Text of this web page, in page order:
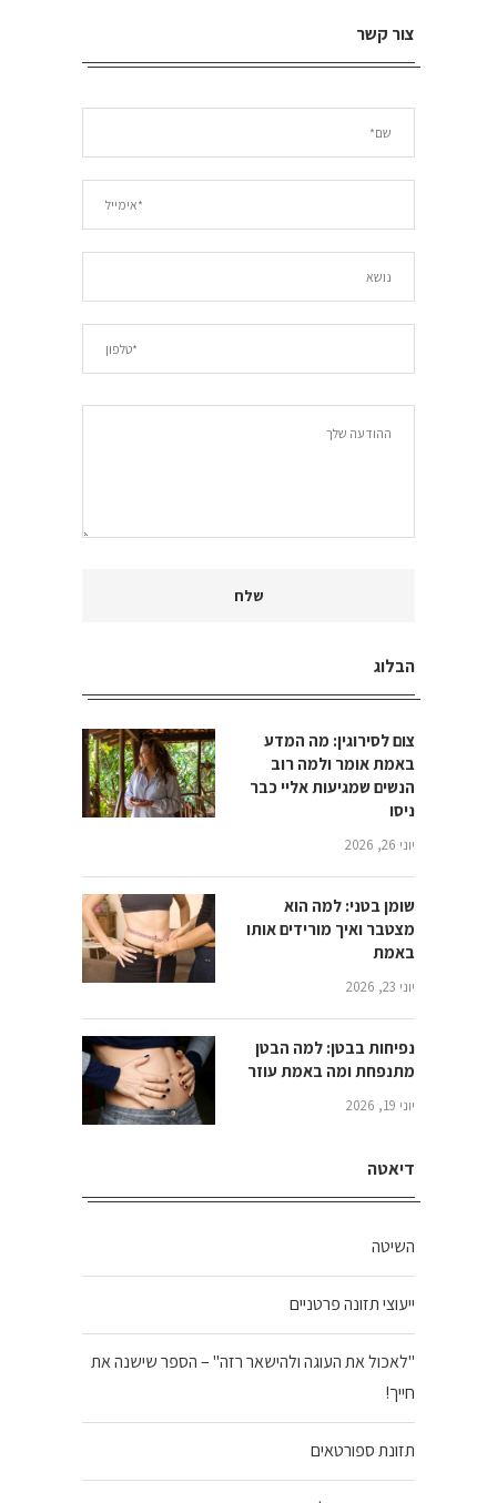
צור קשר
הבלוג
צום לסירוגין: מה המדע
באמת אומר ולמה רוב
הנשים שמגיעות אליי כבר
ניסו
יוני 26, 2026
שומן בטני: למה הוא
מצטבר ואיך מורידים אותו
באמת
יוני 23, 2026
נפיחות בבטן: למה הבטן
מתנפחת ומה באמת עוזר
יוני 19, 2026
דיאטה
השיטה
ייעוצי תזונה פרטניים
"לאכול את העוגה ולהישאר רזה" – הספר שישנה את
חייך!
תזונת ספורטאים